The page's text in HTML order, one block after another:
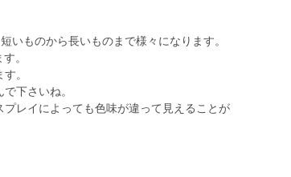
いものから長いものまで様々になります。
。
。
下さいね。
レイによっても色味が違って見えることが